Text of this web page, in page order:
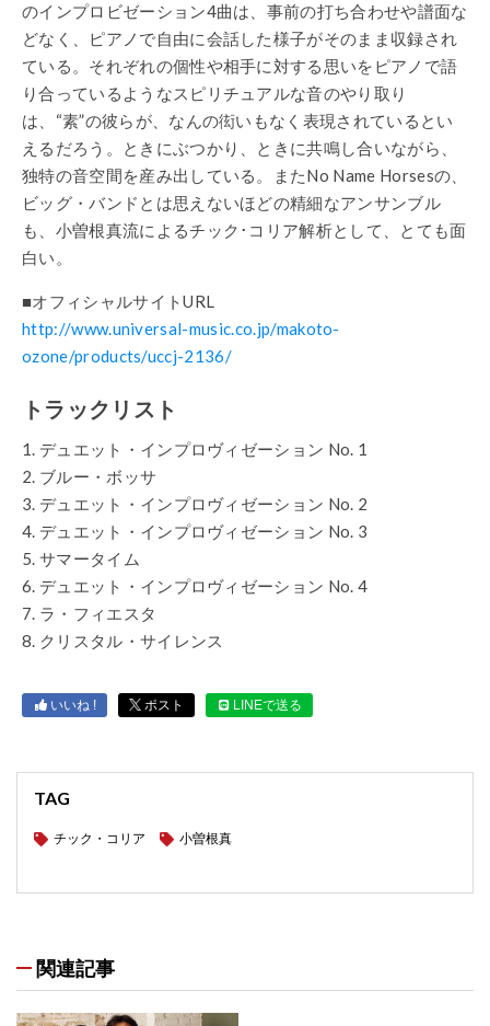
のインプロビゼーション4曲は、事前の打ち合わせや譜面な
どなく、ピアノで自由に会話した様子がそのまま収録され
ている。それぞれの個性や相手に対する思いをピアノで語
り合っているようなスピリチュアルな音のやり取り
は、“素”の彼らが、なんの衒いもなく表現されているとい
えるだろう。ときにぶつかり、ときに共鳴し合いながら、
独特の音空間を産み出している。またNo Name Horsesの、
ビッグ・バンドとは思えないほどの精細なアンサンブル
も、小曽根真流によるチック･コリア解析として、とても面
白い。
■オフィシャルサイトURL
http://www.universal-music.co.jp/makoto-
ozone/products/uccj-2136/
トラックリスト
1. デュエット・インプロヴィゼーション No. 1
2. ブルー・ボッサ
3. デュエット・インプロヴィゼーション No. 2
4. デュエット・インプロヴィゼーション No. 3
5. サマータイム
6. デュエット・インプロヴィゼーション No. 4
7. ラ・フィエスタ
8. クリスタル・サイレンス
いいね ! ポスト LINEで送る
TAG
チック・コリア 小曽根真
関連記事